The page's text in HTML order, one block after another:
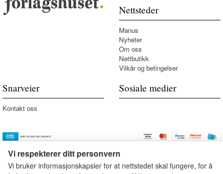
Nettsteder
Manus
Nyheter
Om oss
Nettbutikk
Vilkår og betingelser
Snarveier
Kontakt oss
Sosiale medier
Vi respekterer ditt personvern
Vi bruker informasjonskapsler for at nettstedet skal fungere, for å